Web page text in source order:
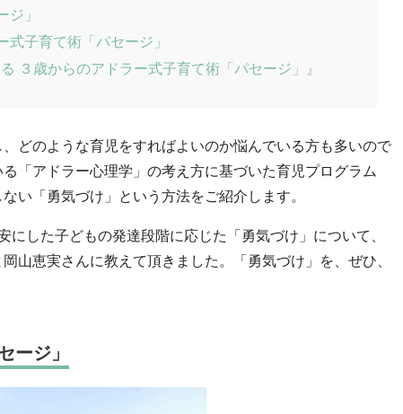
ジ」
子育て術「パセージ」
３歳からのアドラー式子育て術「パセージ」』
どのような育児をすればよいのか悩んでいる方も多いので
「アドラー心理学」の考え方に基づいた育児プログラム
い「勇気づけ」という方法をご紹介します。
にした子どもの発達段階に応じた「勇気づけ」について、
山恵実さんに教えて頂きました。「勇気づけ」を、ぜひ、
ージ」